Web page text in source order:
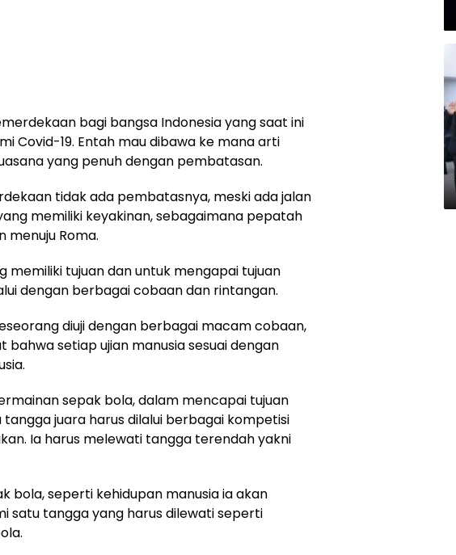
bagi bangsa Indonesia yang saat ini
Covid-19. Entah mau dibawa ke mana arti
yang penuh dengan pembatasan.
tidak ada pembatasnya, meski ada jalan
memiliki keyakinan, sebagaimana pepatah
menuju Roma.
memiliki tujuan dan untuk mengapai tujuan
dengan berbagai cobaan dan rintangan.
diuji dengan berbagai macam cobaan,
bahwa setiap ujian manusia sesuai dengan
sepak bola, dalam mencapai tujuan
juara harus dilalui berbagai kompetisi
Ia harus melewati tangga terendah yakni
bola, seperti kehidupan manusia ia akan
satu tangga yang harus dilewati seperti